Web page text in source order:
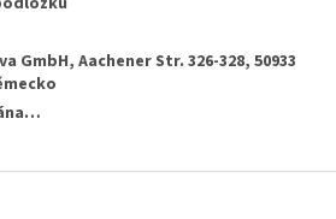
GmbH, Aachener Str. 326-328, 50933